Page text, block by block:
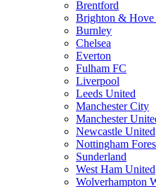
Brentford
Brighton &
Burnley
Chelsea
Everton
Fulham FC
Liverpool
Leeds United
Manchester City
Manchester
Newcastle United
Nottingham
Sunderland
West Ham United
Wolverhampton